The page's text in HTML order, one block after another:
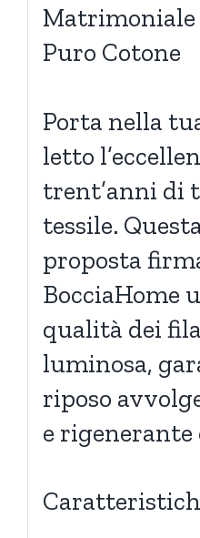
Matrimoniale
Puro Cotone
Porta nella
letto
trent’anni di
tessile.
proposta
BocciaHome
qualità dei
luminosa,
riposo
e